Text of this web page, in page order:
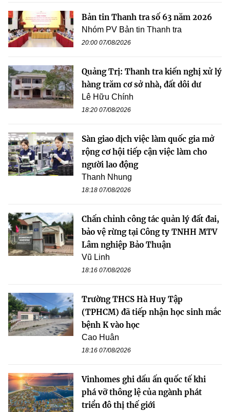
Bản tin Thanh tra số 63 năm 2026
Nhóm PV Bản tin Thanh tra
20:00 07/08/2026
Quảng Trị: Thanh tra kiến nghị xử lý
hàng trăm cơ sở nhà, đất dôi dư
Lê Hữu Chính
18:20 07/08/2026
Sàn giao dịch việc làm quốc gia mở
rộng cơ hội tiếp cận việc làm cho
người lao động
Thanh Nhung
18:18 07/08/2026
Chấn chỉnh công tác quản lý đất đai,
bảo vệ rừng tại Công ty TNHH MTV
Lâm nghiệp Bảo Thuận
Vũ Linh
18:16 07/08/2026
Trường THCS Hà Huy Tập
(TPHCM) đã tiếp nhận học sinh mắc
bệnh K vào học
Cao Huân
18:16 07/08/2026
Vinhomes ghi dấu ấn quốc tế khi
phá vỡ thông lệ của ngành phát
triển đô thị thế giới